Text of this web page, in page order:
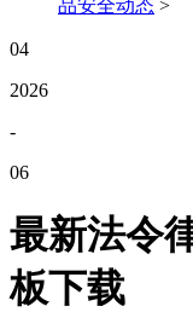
品安全动态 >
04
2026
-
06
最新法令
板下载